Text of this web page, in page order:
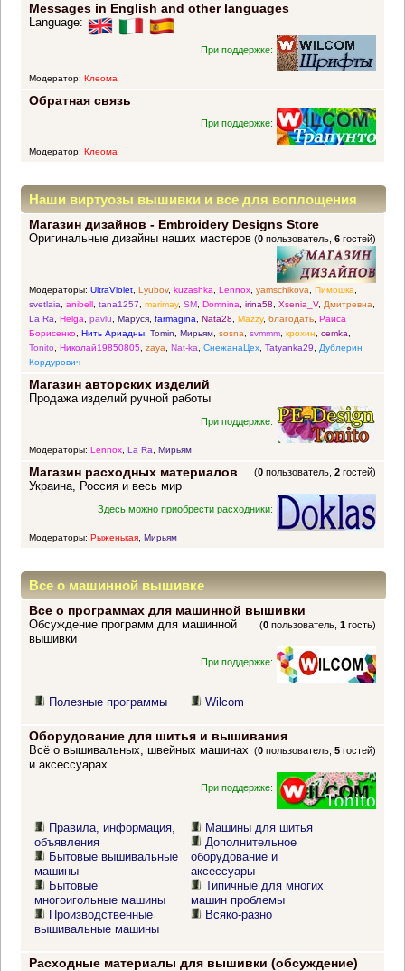
Messages in English and other languages
Language:
При поддержке:
Модератор: Клеома
Обратная связь
При поддержке:
Модератор: Клеома
Наши виртуозы вышивки и все для воплощения
прекрасных идей
Магазин дизайнов - Embroidery Designs Store
(0 пользователь,6 гостей)
Оригинальные дизайны наших мастеров
Модераторы: UltraViolet, Lyubov, kuzashka, Lennox, yamschikova, Пимошка,
svetlaia, anibell, tana1257, marimay, SM, Domnina, irina58, Xsenia_V, Дмитревна,
La Ra, Helga, pavlu, Маруся, farmagina, Nata28, Mazzy, благодать, Раиса
Борисенко, Нить Ариадны, Tomin, Мирьям, sosna, svmmm, крохин, cemka,
Tonito, Николай19850805, zaya, Nat-ka, СнежанаЦех, Tatyanka29, Дублерин
Кордурович
Магазин авторских изделий
Продажа изделий ручной работы
При поддержке:
Модераторы: Lennox, La Ra, Мирьям
Магазин расходных материалов (0 пользователь,2 гостей)
Украина, Россия и весь мир
Здесь можно приобрести расходники:
Модераторы: Рыженькая, Мирьям
Все о машинной вышивке
Все о программах для машинной вышивки
(0 пользователь,1 гость)
Обсуждение программ для машинной
вышивки
При поддержке:
Полезные программы Wilcom
Оборудование для шитья и вышивания
(0 пользователь,5 гостей)
Всё о вышивальных, швейных машинах
и аксессуарах
При поддержке:
Правила, информация,
объявления
Бытовые вышивальные
машины
Бытовые
многоигольные машины
Производственные
вышивальные машины
Машины для шитья
Дополнительное
оборудование и
аксессуары
Типичные для многих
машин проблемы
Всяко-разно
Расходные материалы для вышивки (обсуждение)